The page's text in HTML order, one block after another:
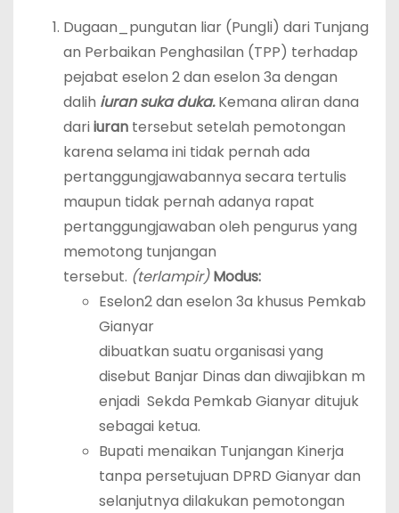
Dugaan_pungutan liar (Pungli) dari Tunjang
an Perbaikan Penghasilan (TPP) terhadap
pejabat eselon 2 dan eselon 3a dengan
dalih iuran suka duka.Kemana aliran dana
dariiuran tersebut setelah pemotongan
karena selama ini tidak pernah ada
pertanggungjawabannya secara tertulis
maupun tidak pernah adanya rapat
pertanggungjawaban oleh pengurus yang
memotong tunjangan
tersebut. (terlampir)Modus:
Eselon2 dan eselon 3a khusus Pemkab
Gianyar
dibuatkan suatu organisasi yang
disebut Banjar Dinas dan diwajibkan m
enjadi Sekda Pemkab Gianyar ditujuk
sebagai ketua.
Bupati menaikan Tunjangan Kinerja
tanpa persetujuan DPRD Gianyar dan
selanjutnya dilakukan pemotongan